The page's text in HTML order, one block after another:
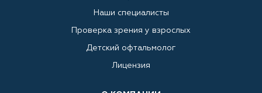
Наши специалисты
Проверка зрения у взрослых
Детский офтальмолог
Лицензия